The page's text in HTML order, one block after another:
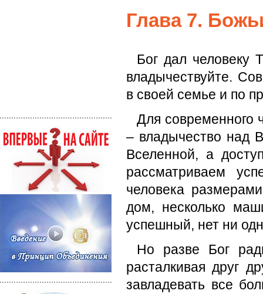
Глава 7.
Бог дал человеку
владычествуйте.
в своей семье и по
Для современного
– владычество над
Вселенной, а
рассматриваем
человека
дом, несколько
успешный, нет ни
Но разве Бог
расталкивая друг
завладевать все